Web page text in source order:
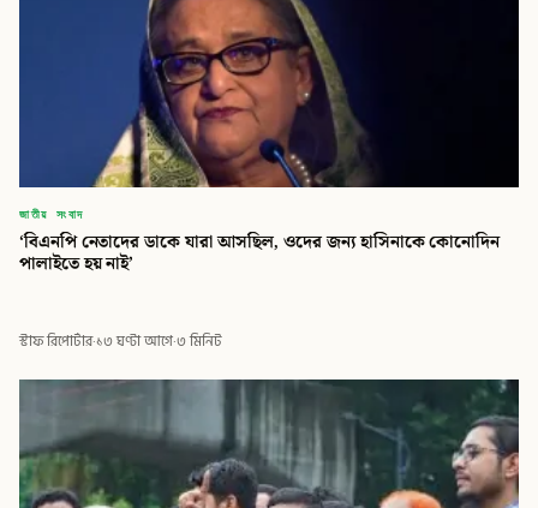
জাতীয় সংবাদ
‘বিএনপি নেতাদের ডাকে যারা আসছিল, ওদের জন্য হাসিনাকে কোনোদিন
পালাইতে হয় নাই’
স্টাফ রিপোর্টার·১৩ ঘণ্টা আগে·৩ মিনিট